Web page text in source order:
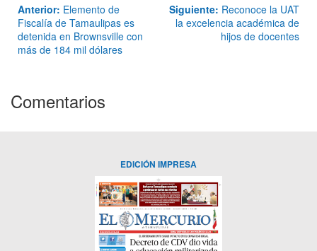
Anterior: Elemento de
Fiscalía de Tamaulipas es
detenida en Brownsville con
más de 184 mil dólares
Siguiente: Reconoce la UAT
la excelencia académica de
hijos de docentes
Comentarios
EDICIÓN IMPRESA